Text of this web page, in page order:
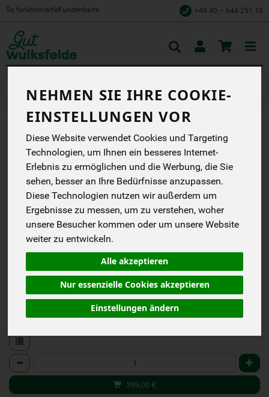
NEHMEN SIE IHRE COOKIE-
EINSTELLUNGEN VOR
Diese Website verwendet Cookies und Targeting
Technologien, um Ihnen ein besseres Internet-
Erlebnis zu ermöglichen und die Werbung, die Sie
sehen, besser an Ihre Bedürfnisse anzupassen.
Diese Technologien nutzen wir außerdem um
Ergebnisse zu messen, um zu verstehen, woher
unsere Besucher kommen oder um unsere Website
weiter zu entwickeln.
Alle akzeptieren
Nur essenzielle Cookies akzeptieren
Einstellungen ändern
So funktioniert’s Kundenkarte +49 40 – 644 251 10
ZUCKERBEWUSST IM
ALLTAG
Lieferbar 17.08.2026 - 23.08.2026
ca. 399,00 € * /
Anzahl
399,00 €
Toggle
cart